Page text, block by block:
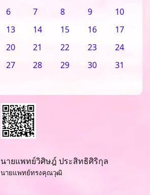
6 7 8 9
10
13 14 15 16
17
20 21 22 23
24
27 28 29 30 31
นายแพทย์วิศิษฎ์ ประสิทธิศิริกุล
นายแพทย์ทรงคุณวุฒิ